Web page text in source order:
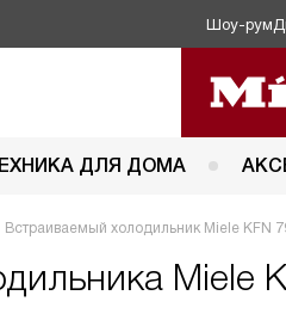
Шоу-рум
ДЛЯ ДОМА
Встраиваемый холодильник Miele KFN
Miele